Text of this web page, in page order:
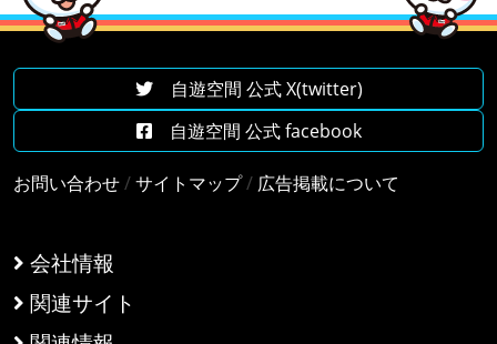
会社情報
関連サイト
自遊空間 公式 X(twitter)
自遊空間 公式 facebook
お問い合わせ/サイトマップ/ 広告掲載について